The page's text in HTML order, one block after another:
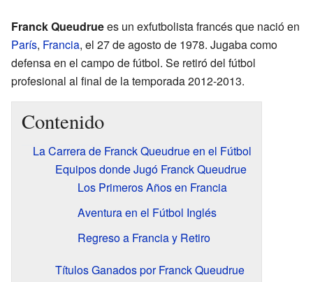
Franck Queudruees un exfutbolista francés que nació en
París, Francia, el 27 de agosto de 1978. Jugaba como
defensa en el campo de fútbol. Se retiró del fútbol
profesional al final de la temporada 2012-2013.
Contenido
La Carrera de Franck Queudrue en el Fútbol
Equipos donde Jugó Franck Queudrue
Los Primeros Años en Francia
Aventura en el Fútbol Inglés
Regreso a Francia y Retiro
Títulos Ganados por Franck Queudrue